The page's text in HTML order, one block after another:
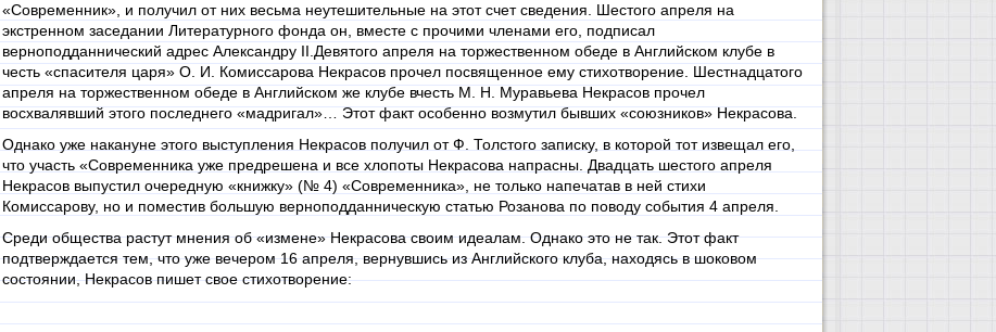
«Современник», и получил от них весьма неутешительные на этот счет сведения. Шестого апреля на
экстренном заседании Литературного фонда он, вместе с прочими членами его, подписал
верноподданнический адрес Александру II.Девятого апреля на торжественном обеде в Английском клубе в
честь «спасителя царя» О. И. Комиссарова Некрасов прочел посвященное ему стихотворение. Шестнадцатого
апреля на торжественном обеде в Английском же клубе вчесть М. Н. Муравьева Некрасов прочел
восхвалявший этого последнего «мадригал»… Этот факт особенно возмутил бывших «союзников» Некрасова.
Однако уже накануне этого выступления Некрасов получил от Ф. Толстого записку, в которой тот извещал его,
что участь «Современника уже предрешена и все хлопоты Некрасова напрасны. Двадцать шестого апреля
Некрасов выпустил очередную «книжку» (№ 4) «Современника», не только напечатав в ней стихи
Комиссарову, но и поместив большую верноподданническую статью Розанова по поводу события 4 апреля.
Среди общества растут мнения об «измене» Некрасова своим идеалам. Однако это не так. Этот факт
подтверждается тем, что уже вечером 16 апреля, вернувшись из Английского клуба, находясь в шоковом
состоянии, Некрасов пишет свое стихотворение: